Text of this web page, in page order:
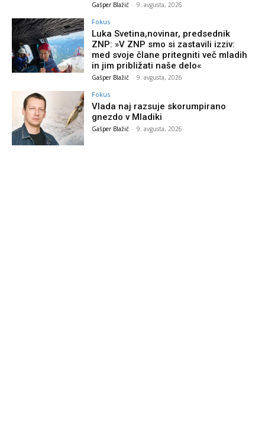
Gašper Blažič - 9. avgusta, 2026
Fokus
Luka Svetina,novinar, predsednik
ZNP: »V ZNP smo si zastavili izziv:
med svoje člane pritegniti več mladih
in jim približati naše delo«
Gašper Blažič - 9. avgusta, 2026
Fokus
Vlada naj razsuje skorumpirano
gnezdo v Mladiki
Gašper Blažič - 9. avgusta, 2026